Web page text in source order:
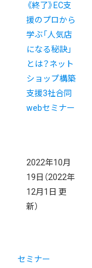
《終了》EC支
援のプロから
学ぶ「人気店
になる秘訣」
とは？ネット
ショップ構築
支援3社合同
webセミナー
2022年10月
19日 （2022年
12月1日 更
新）
セミナー